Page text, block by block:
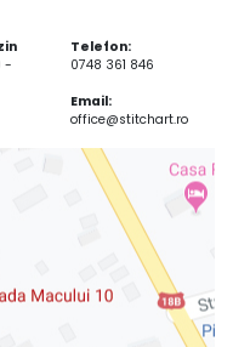
-
Telefon:
0748 361 846
Email:
office@stitchart.ro